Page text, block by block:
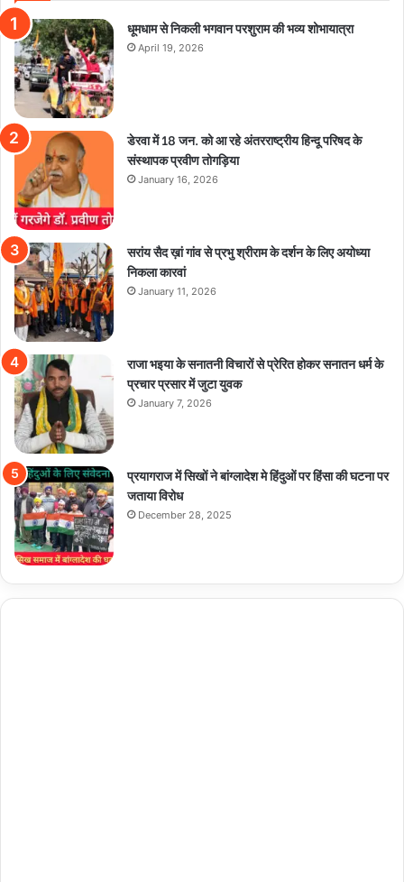
धूमधाम से निकली भगवान परशुराम की भव्य शोभायात्रा
April 19, 2026
डेरवा में 18 जन. को आ रहे अंतरराष्ट्रीय हिन्दू परिषद के
संस्थापक प्रवीण तोगड़िया
January 16, 2026
सरांय सैद ख़ां गांव से प्रभु श्रीराम के दर्शन के लिए अयोध्या
निकला कारवां
January 11, 2026
राजा भइया के सनातनी विचारों से प्रेरित होकर सनातन धर्म के
प्रचार प्रसार में जुटा युवक
January 7, 2026
प्रयागराज में सिखों ने बांग्लादेश मे हिंदुओं पर हिंसा की घटना पर
जताया विरोध
December 28, 2025